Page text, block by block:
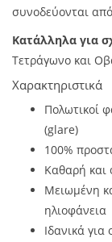
συνοδεύονται
Κατάλληλα για
Τετράγωνο και
Χαρακτηριστικά
Πολωτικοί
(glare)
100%
Καθαρή
Μειωμένη
ηλιοφάνεια
Ιδανικά